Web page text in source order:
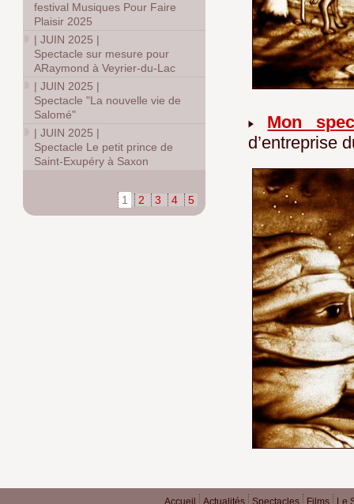
Mon
d’entreprise
festival Musiques Pour Faire
Plaisir 2025
|JUIN 2025 |
Spectacle sur mesure pour
ARaymond à Veyrier-du-Lac
|JUIN 2025 |
Spectacle "La nouvelle vie de
Salomé"
|JUIN 2025 |
Spectacle Le petit prince de
Saint-Exupéry à Saxon
1 2 3 4 5
Accueil Actualités Spectacles Films
Le